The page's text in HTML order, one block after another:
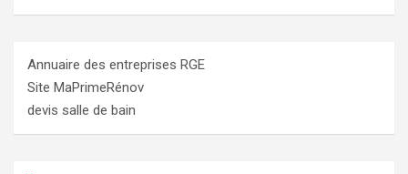
Annuaire des entreprises RGE
Site MaPrimeRénov
devis salle de bain